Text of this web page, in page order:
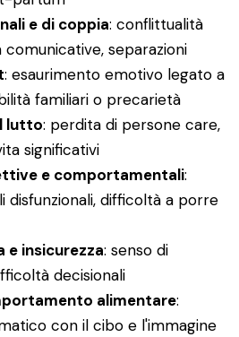
e di coppia: conflittualità
separazioni
: esaurimento emotivo legato a
familiari o precarietà
lutto: perdita di persone care,
significativi
e comportamentali:
disfunzionali, difficoltà a porre
e insicurezza: senso di
decisionali
alimentare:
con il cibo e l'immagine